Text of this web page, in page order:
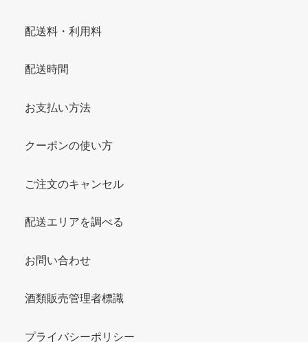
配送料・利用料
配送時間
お支払い方法
クーポンの使い方
ご注文のキャンセル
配送エリアを調べる
お問い合わせ
酒類販売管理者標識
プライバシーポリシー